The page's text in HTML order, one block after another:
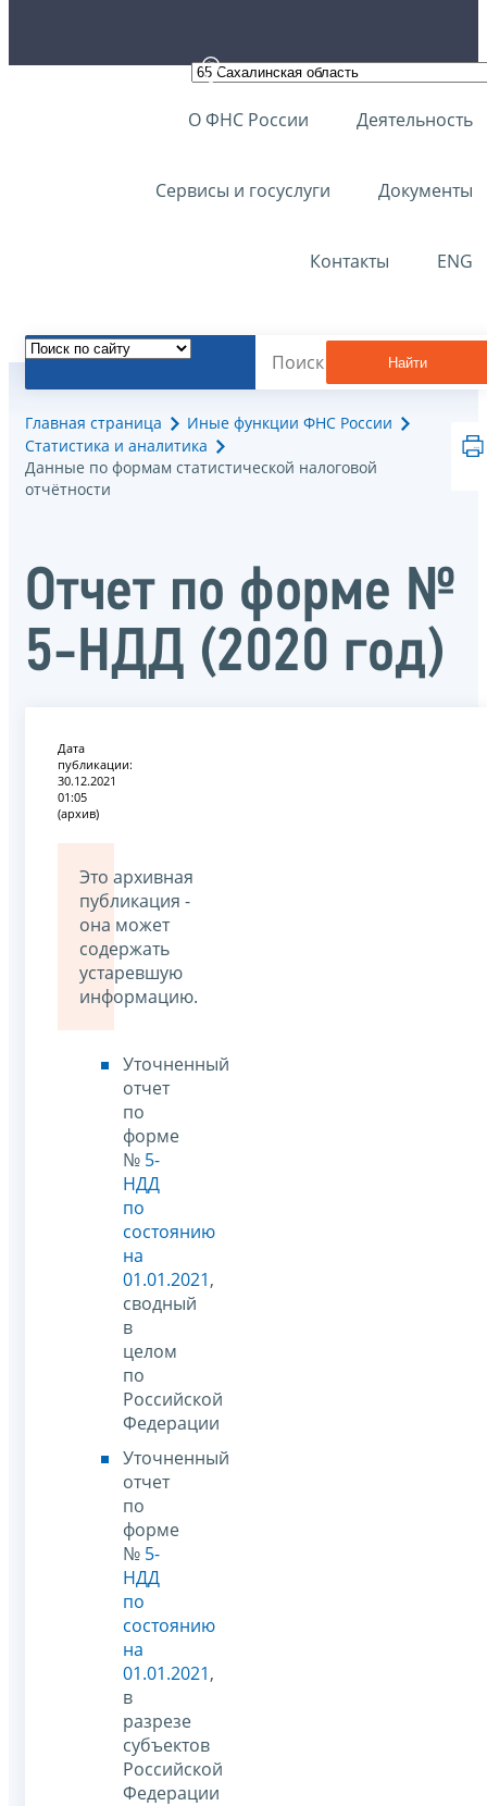
О ФНС России Деятельность
Сервисы и госуслуги Документы
Контакты ENG
Найти
Главная страница
Иные функции ФНС России
Статистика и аналитика
Данные по формам статистической налоговой
отчётности
Отчет по форме №
5-НДД (2020 год)
Дата
публикации:
30.12.2021
01:05
(архив)
Это архивная
публикация -
она может
содержать
устаревшую
информацию.
Уточненный
отчет
по
форме
№ 5-
НДД
по
состоянию
на
01.01.2021,
сводный
в
целом
по
Российской
Федерации
Уточненный
отчет
по
форме
№ 5-
НДД
по
состоянию
на
01.01.2021,
в
разрезе
субъектов
Российской
Федерации